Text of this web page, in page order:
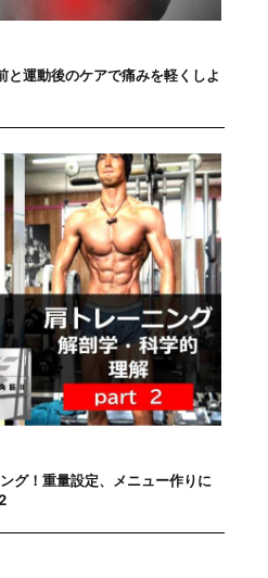
と運動後のケアで痛みを軽くしよ
グ！重量設定、メニュー作りに